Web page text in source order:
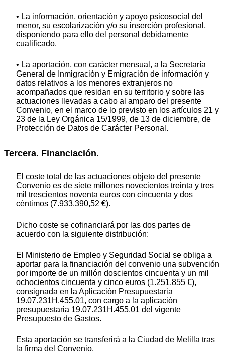
• La información, orientación y apoyo psicosocial del
menor, su escolarización y/o su inserción profesional,
disponiendo para ello del personal debidamente
cualificado.
• La aportación, con carácter mensual, a la Secretaría
General de Inmigración y Emigración de información y
datos relativos a los menores extranjeros no
acompañados que residan en su territorio y sobre las
actuaciones llevadas a cabo al amparo del presente
Convenio, en el marco de lo previsto en los artículos 21 y
23 de la Ley Orgánica 15/1999, de 13 de diciembre, de
Protección de Datos de Carácter Personal.
Tercera. Financiación.
El coste total de las actuaciones objeto del presente
Convenio es de siete millones novecientos treinta y tres
mil trescientos noventa euros con cincuenta y dos
céntimos (7.933.390,52 €).
Dicho coste se cofinanciará por las dos partes de
acuerdo con la siguiente distribución:
El Ministerio de Empleo y Seguridad Social se obliga a
aportar para la financiación del convenio una subvención
por importe de un millón doscientos cincuenta y un mil
ochocientos cincuenta y cinco euros (1.251.855 €),
consignada en la Aplicación Presupuestaria
19.07.231H.455.01, con cargo a la aplicación
presupuestaria 19.07.231H.455.01 del vigente
Presupuesto de Gastos.
Esta aportación se transferirá a la Ciudad de Melilla tras
la firma del Convenio.